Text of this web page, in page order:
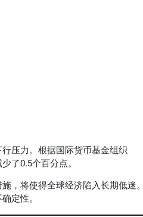
压力。根据国际货币基金组织
了0.5个百分点。
，将使得全球经济陷入长期低迷
定性。